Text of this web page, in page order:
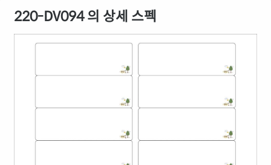
220-DV094 의 상세 스펙